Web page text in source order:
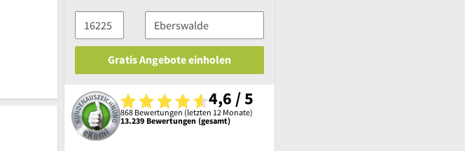
Gratis Angebote einholen
4,6 / 5
868 Bewertungen (letzten 12 Monate)
13.239 Bewertungen (gesamt)